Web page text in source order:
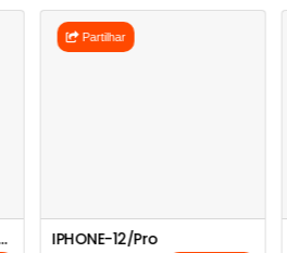
Partilhar
IPHONE-12/Pro